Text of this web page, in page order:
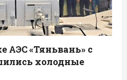
АЭС «Тяньвань» с
холодные